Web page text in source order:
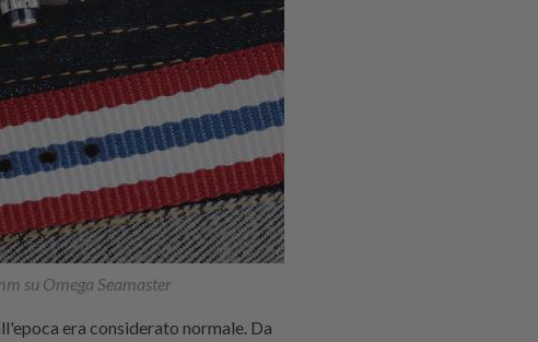
su Omega Seamaster
era considerato normale. Da